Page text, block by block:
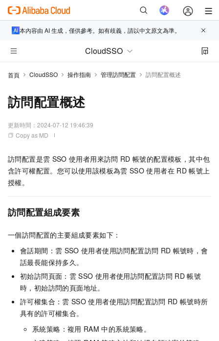
本內容由 AI 生成，僅供參考。如有歧義，請以中文原文為準。
CloudSSO
首頁 CloudSSO 操作指南 管理訪問配置 訪問配置概述
訪問配置概述
更新時間： 2024-07-12 19:46:39
Copy as MD
訪問配置是雲 SSO 使用者用來訪問 RD 帳號的配置模板，其中包
含許可權配置。您可以使用該模板為雲 SSO 使用者在 RD 帳號上
授權。
訪問配置組成要素
一個訪問配置的主要組成要素如下：
會話期間：雲 SSO 使用者使用訪問配置訪問 RD 帳號時，會
話最長能保持多久。
初始訪問頁面：雲 SSO 使用者使用訪問配置訪問 RD 帳號
時，初始訪問的頁面地址。
許可權集合：雲 SSO 使用者使用訪問配置訪問 RD 帳號時所
具有的許可權集合。
系統策略：複用 RAM 中的系統策略。